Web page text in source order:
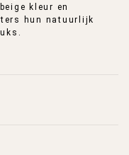
kleur en
hun natuurlijk